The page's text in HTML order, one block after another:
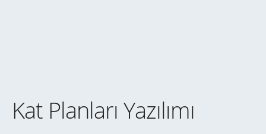
Kat Planları Yazılımı